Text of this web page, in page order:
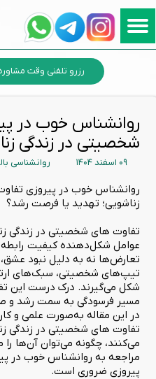
روانشناس خوب در
شخصیتی در زندگی
۰۹ اسفند ۱۴۰۴ روانشناسی
روانشناس خوب در پیروزی
زناشویی؛ تهدید یا فرصت رشد؟
تفاوت های شخصیتی در زندگی
عوامل شکل‌دهنده کیفیت
تعارض‌ها نه به دلیل نبود
تیپ‌های شخصیتی، سبک‌های
شکل می‌گیرند. درک درست این
مسیر فرسودگی به سمت رشد و
در این مقاله به‌صورت علمی و
تفاوت های شخصیتی در زندگی
می‌کنند، چگونه می‌توان آن‌ها
مراجعه به روانشناس خوب در
پیروزی ضروری است.
رزرو تلفنی وقت